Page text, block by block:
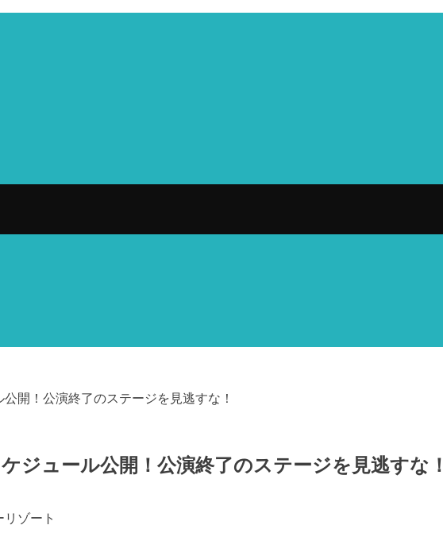
開！公演終了のステージを見逃すな！
ジュール公開！公演終了のステージを見逃すな